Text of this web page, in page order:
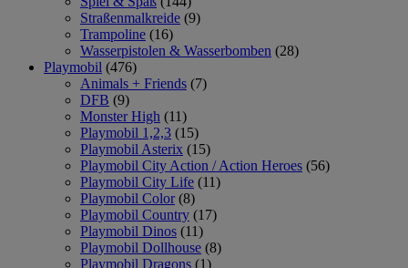
Straßenmalkreide (9)
Trampoline (16)
Wasserpistolen & Wasserbomben (28)
Playmobil (476)
Animals + Friends (7)
DFB (9)
Monster High (11)
Playmobil 1,2,3 (15)
Playmobil Asterix (15)
Playmobil City Action / Action Heroes (56)
Playmobil City Life (11)
Playmobil Color (8)
Playmobil Country (17)
Playmobil Dinos (11)
Playmobil Dollhouse (8)
Playmobil Dragons (1)